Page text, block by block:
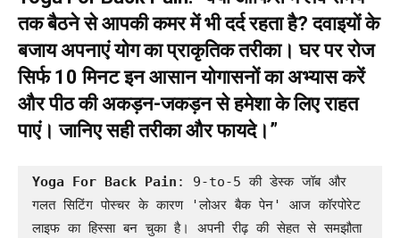
तक बैठने से आपकी कमर में भी दर्द रहता है? दवाइयों के
बजाय अपनाएं योग का प्राकृतिक तरीका। घर पर रोज
सिर्फ 10 मिनट इन आसान योगासनों का अभ्यास करें
और पीठ की अकड़न-जकड़न से हमेशा के लिए राहत
पाएं। जानिए सही तरीका और फायदे।”
Yoga For Back Pain : 9-to-5 की डेस्क जॉब और
गलत सिटिंग पोस्चर के कारण 'लोअर बैक पेन' आज कॉरपोरेट
लाइफ का हिस्सा बन चुका है। अपनी रीढ़ की सेहत से समझौता